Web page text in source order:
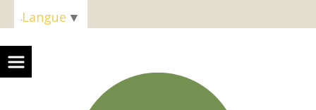
Langue ▼